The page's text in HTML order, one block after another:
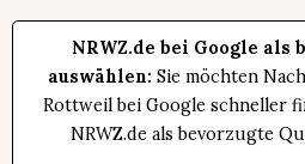
NRWZ.de bei Google als
auswählen: Sie möchten
Rottweil bei Google schneller
NRWZ.de als bevorzugte